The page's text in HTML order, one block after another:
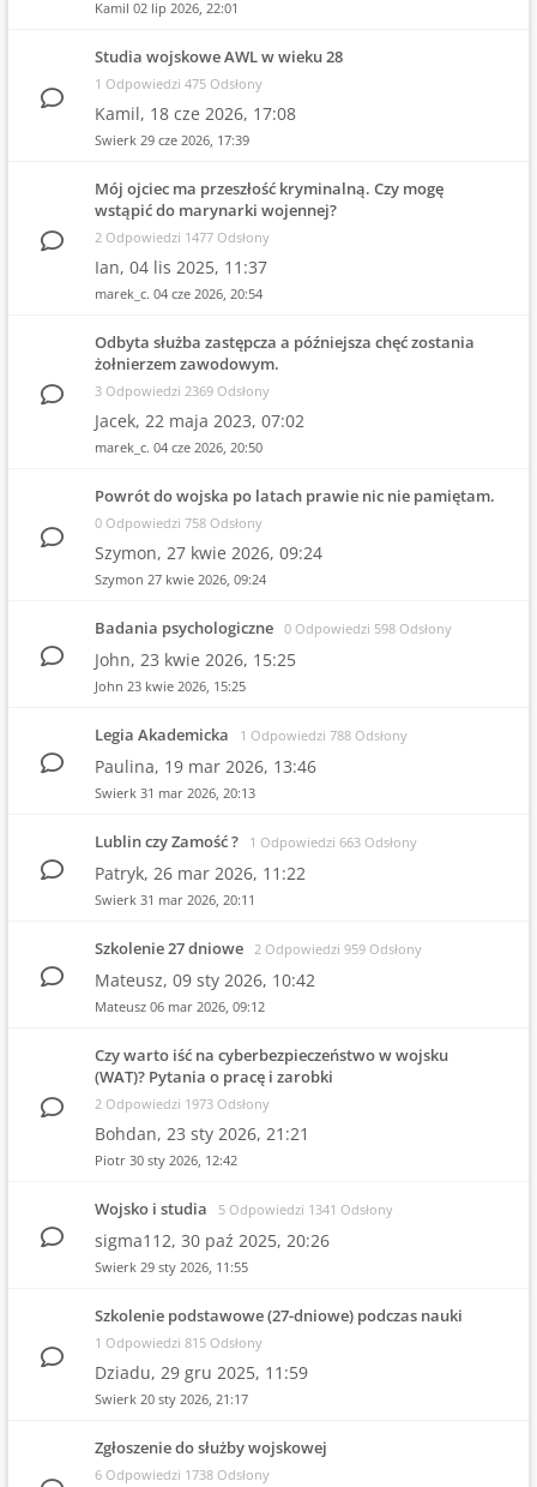
Kamil 02 lip 2026, 22:01
Studia wojskowe AWL w wieku 28
1 Odpowiedzi 475 Odsłony
Kamil, 18 cze 2026, 17:08
Swierk 29 cze 2026, 17:39
Mój ojciec ma przeszłość kryminalną. Czy mogę
wstąpić do marynarki wojennej?
2 Odpowiedzi 1477 Odsłony
Ian, 04 lis 2025, 11:37
marek_c. 04 cze 2026, 20:54
Odbyta służba zastępcza a późniejsza chęć zostania
żołnierzem zawodowym.
3 Odpowiedzi 2369 Odsłony
Jacek, 22 maja 2023, 07:02
marek_c. 04 cze 2026, 20:50
Powrót do wojska po latach prawie nic nie pamiętam.
0 Odpowiedzi 758 Odsłony
Szymon, 27 kwie 2026, 09:24
Szymon 27 kwie 2026, 09:24
Badania psychologiczne 0 Odpowiedzi 598 Odsłony
John, 23 kwie 2026, 15:25
John 23 kwie 2026, 15:25
Legia Akademicka 1 Odpowiedzi 788 Odsłony
Paulina, 19 mar 2026, 13:46
Swierk 31 mar 2026, 20:13
Lublin czy Zamość ? 1 Odpowiedzi 663 Odsłony
Patryk, 26 mar 2026, 11:22
Swierk 31 mar 2026, 20:11
Szkolenie 27 dniowe 2 Odpowiedzi 959 Odsłony
Mateusz, 09 sty 2026, 10:42
Mateusz 06 mar 2026, 09:12
Czy warto iść na cyberbezpieczeństwo w wojsku
(WAT)? Pytania o pracę i zarobki
2 Odpowiedzi 1973 Odsłony
Bohdan, 23 sty 2026, 21:21
Piotr 30 sty 2026, 12:42
Wojsko i studia 5 Odpowiedzi 1341 Odsłony
sigma112, 30 paź 2025, 20:26
Swierk 29 sty 2026, 11:55
Szkolenie podstawowe (27-dniowe) podczas nauki
1 Odpowiedzi 815 Odsłony
Dziadu, 29 gru 2025, 11:59
Swierk 20 sty 2026, 21:17
Zgłoszenie do służby wojskowej
6 Odpowiedzi 1738 Odsłony